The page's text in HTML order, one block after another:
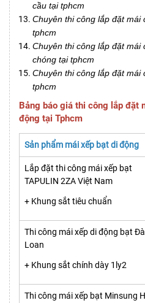
cầu tại tphcm
Chuyên thi công lắp đặt mái
tphcm
Chuyên thi công lắp đặt mái
chóng tại tphcm
Chuyên thi công lắp đặt mái
tphcm
Bảng báo giá thi công lắp đặt
động tại Tphcm
Sản phẩm mái xếp bạt di động
Lắp đặt thi công mái xếp bạt
TAPULIN 2ZA Việt Nam
+ Khung sắt tiêu chuẩn
Thi công mái xếp di động bạt
Loan
+ Khung sắt chính dày 1ly2
Thi công mái xếp bạt Minsung